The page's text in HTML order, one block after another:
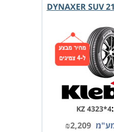
DYNAXER SUV
KZ 4323*4
₪2,209